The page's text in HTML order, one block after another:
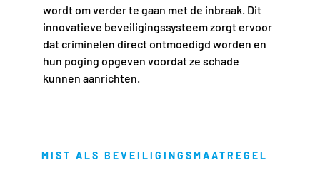
wordt om verder te gaan met de inbraak. Dit
innovatieve beveiligingssysteem zorgt ervoor
dat criminelen direct ontmoedigd worden en
hun poging opgeven voordat ze schade
kunnen aanrichten.
MIST ALS BEVEILIGINGSMAATREGEL